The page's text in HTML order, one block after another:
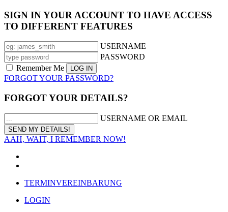
SIGN IN YOUR ACCOUNT TO HAVE ACCESS
TO DIFFERENT FEATURES
USERNAME
PASSWORD
Remember Me
FORGOT YOUR PASSWORD?
FORGOT YOUR DETAILS?
USERNAME OR EMAIL
AAH, WAIT, I REMEMBER NOW!
TERMINVEREINBARUNG
LOGIN